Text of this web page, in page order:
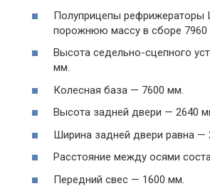
Полуприцепы
порожнюю массу в сборе 7960
Высота седельно-сцепного
мм.
Колесная база — 7600 мм.
Высота задней двери — 2640
Ширина задней двери равна —
Расстояние между осями
Передний свес — 1600 мм.